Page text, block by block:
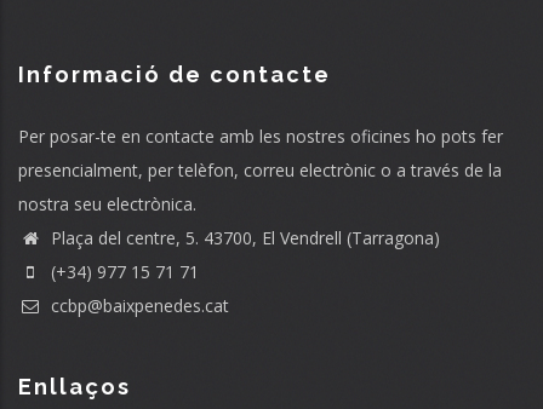
Informació de contacte
Per posar-te en contacte amb les nostres oficines ho pots fer
presencialment, per telèfon, correu electrònic o a través de la
nostra seu electrònica.
Plaça del centre, 5. 43700, El Vendrell (Tarragona)
(+34) 977 15 71 71
ccbp@baixpenedes.cat
Enllaços